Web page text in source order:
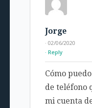
Jorge
· 02/06/2020
Reply
Cómo
de teléfono
mi cuenta